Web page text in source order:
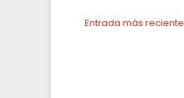
Entrada más reciente